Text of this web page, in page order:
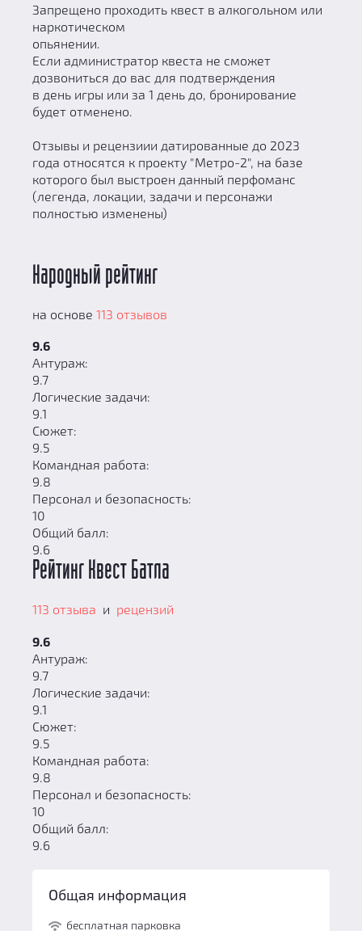
Запрещено проходить квест в алкогольном или
наркотическом
опьянении.
Если администратор квеста не сможет
дозвониться до вас для подтверждения
в день игры или за 1 день до, бронирование
будет отменено.
Отзывы и рецензиии датированные до 2023
года относятся к проекту "Метро-2", на базе
которого был выстроен данный перфоманс
(легенда, локации, задачи и персонажи
полностью изменены)
Народный рейтинг
на основе 113 отзывов
9.6
Антураж:
9.7
Логические задачи:
9.1
Сюжет:
9.5
Командная работа:
9.8
Персонал и безопасность:
10
Общий балл:
9.6
Рейтинг Квест Батла
113 отзыва и рецензий
9.6
Антураж:
9.7
Логические задачи:
9.1
Сюжет:
9.5
Командная работа:
9.8
Персонал и безопасность:
10
Общий балл:
9.6
Общая информация
бесплатная парковка